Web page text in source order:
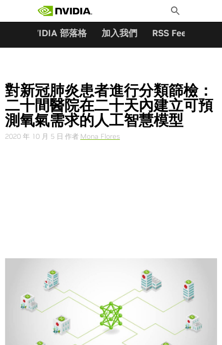
Toggle
Search
NVIDIA 部落格 加入我們 RSS Feeds
對新冠肺炎患者進行分類篩檢：
二十間醫院在二十天內建立可預
測氧氣需求的人工智慧模型
2020 年 10 月 5 日 作者 Mona Flores